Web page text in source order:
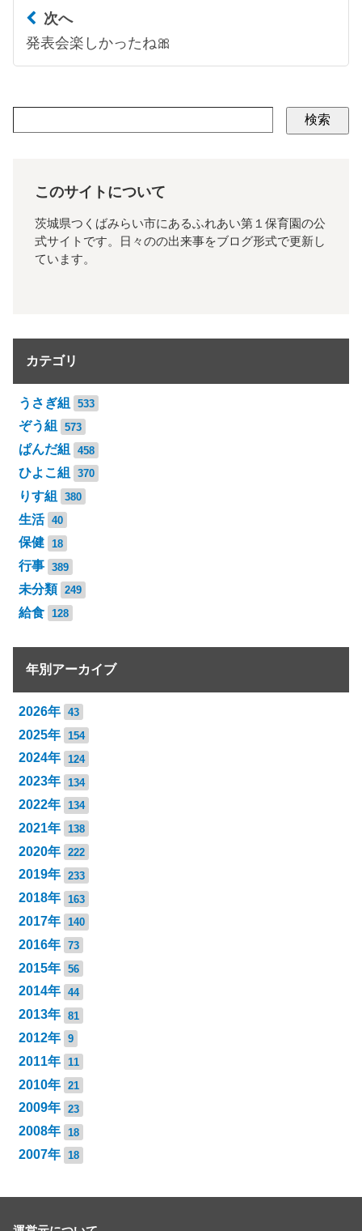
次へ
発表会楽しかったね🎀
検索
このサイトについて
茨城県つくばみらい市にあるふれあい第１保育園の公
式サイトです。日々のの出来事をブログ形式で更新し
ています。
カテゴリ
うさぎ組 533
ぞう組 573
ぱんだ組 458
ひよこ組 370
りす組 380
生活 40
保健 18
行事 389
未分類 249
給食 128
年別アーカイブ
2026年 43
2025年 154
2024年 124
2023年 134
2022年 134
2021年 138
2020年 222
2019年 233
2018年 163
2017年 140
2016年 73
2015年 56
2014年 44
2013年 81
2012年 9
2011年 11
2010年 21
2009年 23
2008年 18
2007年 18